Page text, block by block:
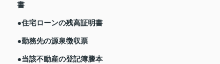
書
●住宅ローンの残高証明書
●勤務先の源泉徴収票
●当該不動産の登記簿謄本